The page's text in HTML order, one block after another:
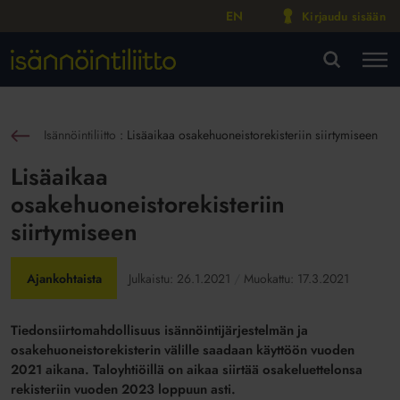
EN Kirjaudu sisään
Isännöintiliitto : Lisäaikaa osakehuoneistorekisteriin siirtymiseen
Lisäaikaa
osakehuoneistorekisteriin
siirtymiseen
Ajankohtaista Julkaistu: 26.1.2021 Muokattu: 17.3.2021
Tiedonsiirtomahdollisuus isännöintijärjestelmän ja
osakehuoneistorekisterin välille saadaan käyttöön vuoden
2021 aikana. Taloyhtiöillä on aikaa siirtää osakeluettelonsa
rekisteriin vuoden 2023 loppuun asti.